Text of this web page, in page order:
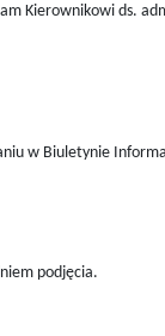
Kierownikowi ds.
w Biuletynie
podjęcia.